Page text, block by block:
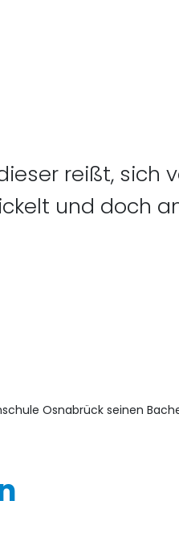
reißt, sich
und doch
Osnabrück seinen
Thomas